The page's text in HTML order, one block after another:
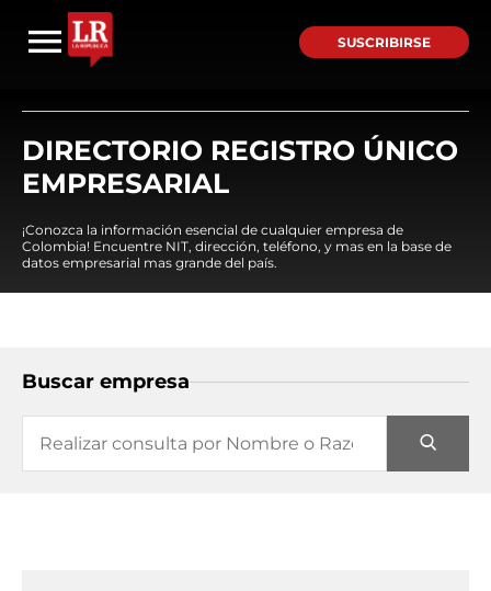
SUSCRIBIRSE
DIRECTORIO REGISTRO ÚNICO
EMPRESARIAL
¡Conozca la información esencial de cualquier empresa de
Colombia! Encuentre NIT, dirección, teléfono, y mas en la base de
datos empresarial mas grande del país.
Buscar empresa